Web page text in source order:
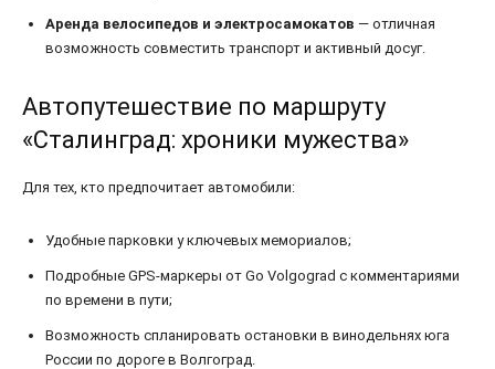
Аренда велосипедов и электросамокатов — отличная
возможность совместить транспорт и активный досуг.
Автопутешествие по маршруту
«Сталинград: хроники мужества»
Для тех, кто предпочитает автомобили:
Удобные парковки у ключевых мемориалов;
Подробные GPS-маркеры от Go Volgograd с комментариями
по времени в пути;
Возможность спланировать остановки в винодельнях юга
России по дороге в Волгоград.